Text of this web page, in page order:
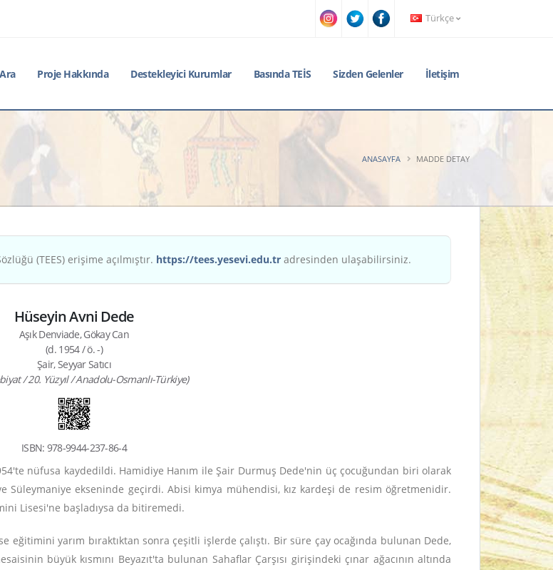
Türkçe
Proje Hakkında Destekleyici Kurumlar Basında TEİS Sizden Gelenler İletişim
ANASAYFA MADDE DETAY
(TEES) erişime açılmıştır. https://tees.yesevi.edu.tr adresinden ulaşabilirsiniz.
Hüseyin Avni Dede
Aşık Denviade, Gökay Can
(d. 1954 / ö. -)
Şair, Seyyar Satıcı
/ 20. Yüzyıl / Anadolu-Osmanlı-Türkiye)
ISBN: 978-9944-237-86-4
nüfusa kaydedildi. Hamidiye Hanım ile Şair Durmuş Dede'nin üç çocuğundan biri olarak
Süleymaniye ekseninde geçirdi. Abisi kimya mühendisi, kız kardeşi de resim öğretmenidir.
Lisesi'ne başladıysa da bitiremedi.
eğitimini yarım bıraktıktan sonra çeşitli işlerde çalıştı. Bir süre çay ocağında bulunan Dede,
büyük kısmını Beyazıt'ta bulunan Sahaflar Çarşısı girişindeki çınar ağacının altında